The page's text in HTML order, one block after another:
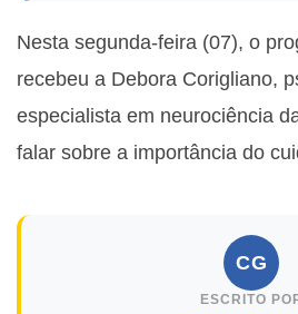
Nesta segunda-feira (07), o
recebeu a Debora Corigliano,
especialista em neurociência
falar sobre a importância do
CG
ESCRITO